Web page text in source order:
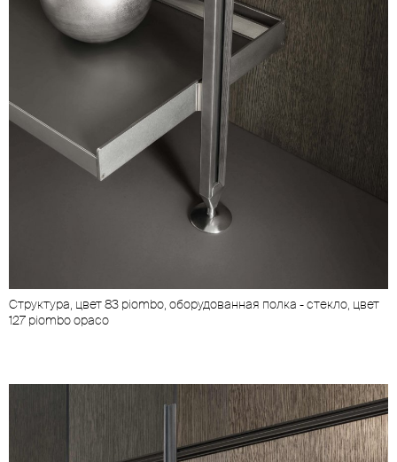
Структура, цвет 83 piombo, оборудованная полка - стекло, цвет
127 piombo opaco